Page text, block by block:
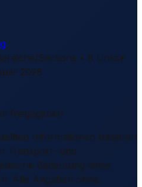
Sections • 8 Links▾
2026
freigegeben
Informationen basieren
Transport- und
Bedeutung eines
Alle Angaben ohne